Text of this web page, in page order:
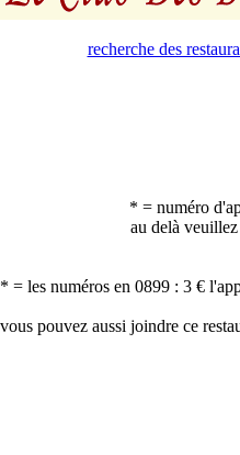
recherche des
* = numéro
au delà
* = les numéros en 0899 : 3 €
vous pouvez aussi joindre ce